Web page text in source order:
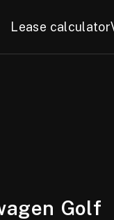
Lease calculator
Golf